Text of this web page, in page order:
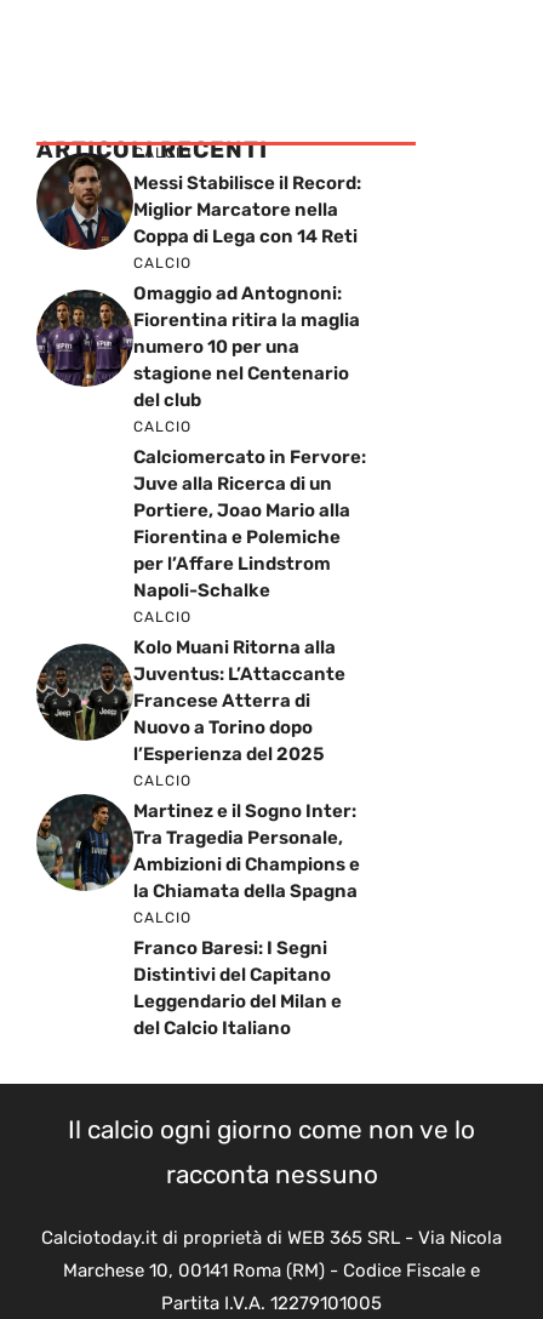
ARTICOLI RECENTI
CALCIO
Messi Stabilisce il Record:
Miglior Marcatore nella
Coppa di Lega con 14 Reti
CALCIO
Omaggio ad Antognoni:
Fiorentina ritira la maglia
numero 10 per una
stagione nel Centenario
del club
CALCIO
Calciomercato in Fervore:
Juve alla Ricerca di un
Portiere, Joao Mario alla
Fiorentina e Polemiche
per l’Affare Lindstrom
Napoli-Schalke
CALCIO
Kolo Muani Ritorna alla
Juventus: L’Attaccante
Francese Atterra di
Nuovo a Torino dopo
l’Esperienza del 2025
CALCIO
Martinez e il Sogno Inter:
Tra Tragedia Personale,
Ambizioni di Champions e
la Chiamata della Spagna
CALCIO
Franco Baresi: I Segni
Distintivi del Capitano
Leggendario del Milan e
del Calcio Italiano
Il calcio ogni giorno come non ve lo
racconta nessuno
Calciotoday.it di proprietà di WEB 365 SRL - Via Nicola
Marchese 10, 00141 Roma (RM) - Codice Fiscale e
Partita I.V.A. 12279101005